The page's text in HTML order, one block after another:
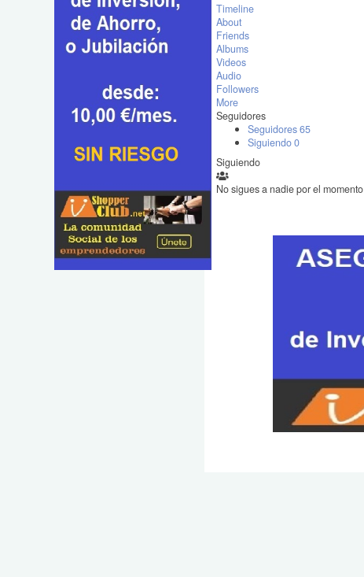
Timeline
About
Friends
Albums
Videos
Audio
Followers
More
Seguidores
Seguidores65
Siguiendo0
Siguiendo
No sigues a nadie por el momento